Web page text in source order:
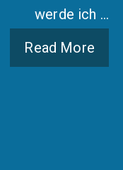
werde ich …
Read More